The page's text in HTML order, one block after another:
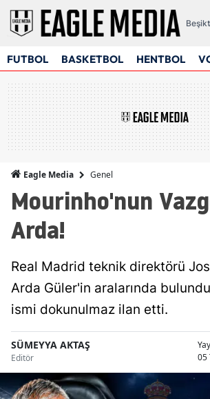
FUTBOL BASKETBOL HENTBOL
Eagle Media Genel
Mourinho'nun
Arda!
Real Madrid teknik direktörü
Arda Güler'in aralarında
ismi dokunulmaz ilan etti.
SÜMEYYA AKTAŞ
Editör
05